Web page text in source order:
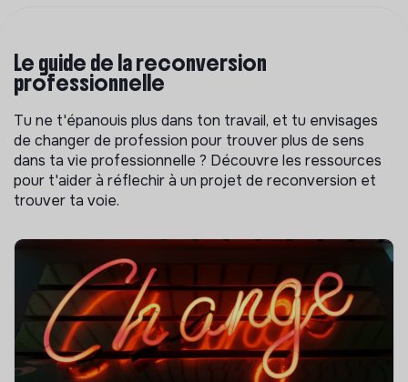
Le guide de la reconversion
professionnelle
Tu ne t'épanouis plus dans ton travail, et tu envisages
de changer de profession pour trouver plus de sens
dans ta vie professionnelle ? Découvre les ressources
pour t'aider à réflechir à un projet de reconversion et
trouver ta voie.